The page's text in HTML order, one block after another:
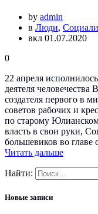
by admin
в Люди,
вкл 01.07.2020
0
22 апреля
деятеля
создателя первого в
советов рабочих и
по старому
власть в свои руки,
большевиков во
Читать дальше
Найти:
Новые записи